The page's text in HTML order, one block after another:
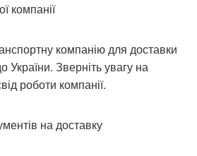
компанії
компанію для доставки
Зверніть увагу на
роботи компанії.
на доставку